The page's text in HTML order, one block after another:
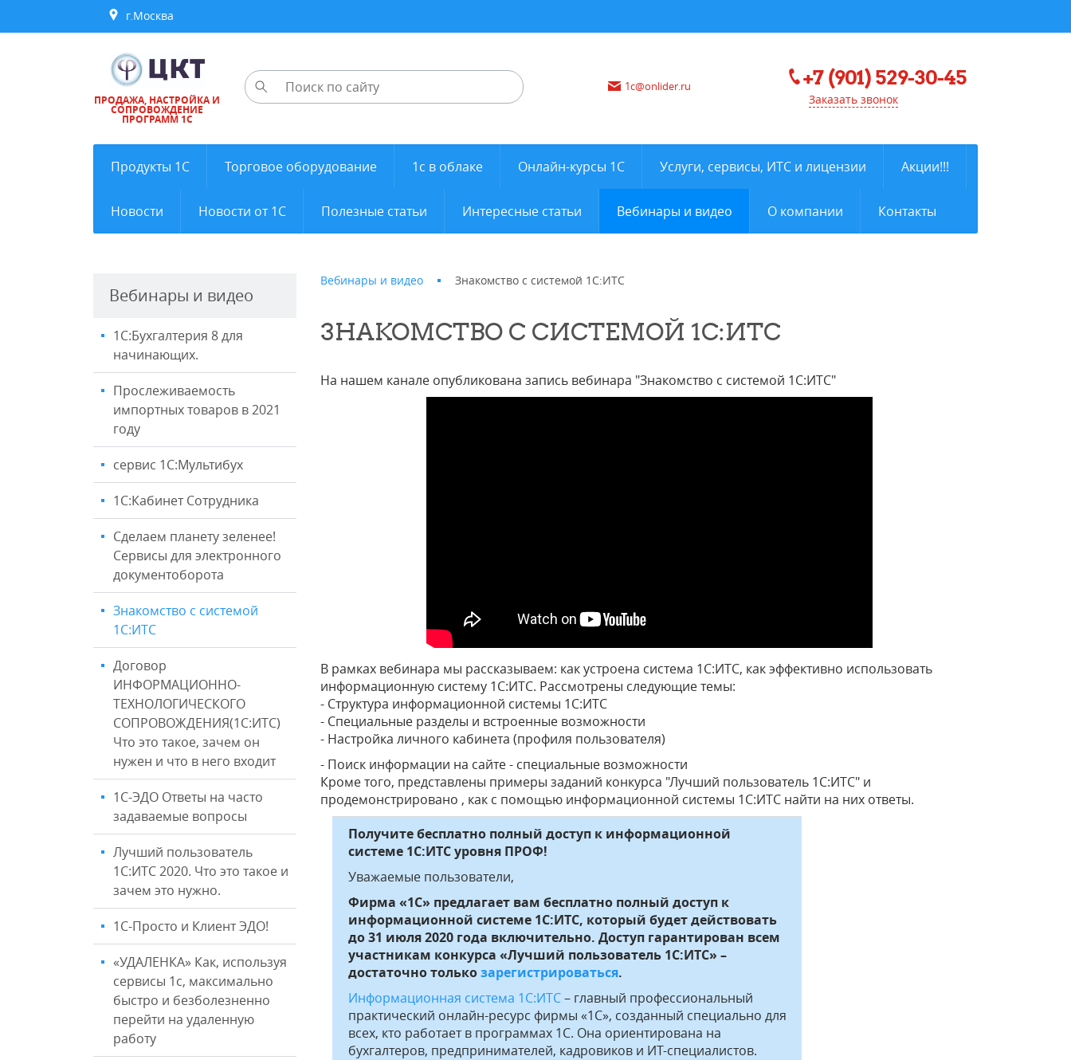
г.Москва
ПРОДАЖА, НАСТРОЙКА И
СОПРОВОЖДЕНИЕ
ПРОГРАММ 1С
1c@onlider.ru +7 (901) 529-30-45
Заказать звонок
Продукты 1С Торговое оборудование 1с в облаке Онлайн-курсы 1С Услуги, сервисы, ИТС и лицензии Акции!!!
Новости Новости от 1С Полезные статьи Интересные статьи Вебинары и видео О компании Контакты
Вебинары и видео
1С:Бухгалтерия 8 для
начинающих.
Прослеживаемость
импортных товаров в 2021
году
сервис 1С:Мультибух
1С:Кабинет Сотрудника
Сделаем планету зеленее!
Сервисы для электронного
документоборота
Знакомство с системой
1С:ИТС
Договор
ИНФОРМАЦИОННО-
ТЕХНОЛОГИЧЕСКОГО
СОПРОВОЖДЕНИЯ(1С:ИТС)
Что это такое, зачем он
нужен и что в него входит
1С-ЭДО Ответы на часто
задаваемые вопросы
Лучший пользователь
1С:ИТС 2020. Что это такое и
зачем это нужно.
1С-Просто и Клиент ЭДО!
«УДАЛЕНКА» Как, используя
сервисы 1с, максимально
быстро и безболезненно
перейти на удаленную
работу
Вебинары и видео Знакомство с системой 1С:ИТС
ЗНАКОМСТВО С СИСТЕМОЙ 1С:ИТС
На нашем канале опубликована запись вебинара "Знакомство с системой 1С:ИТС"
В рамках вебинара мы рассказываем: как устроена система 1С:ИТС, как эффективно использовать
информационную систему 1С:ИТС. Рассмотрены следующие темы:
- Структура информационной системы 1С:ИТС
- Специальные разделы и встроенные возможности
- Настройка личного кабинета (профиля пользователя)
- Поиск информации на сайте - специальные возможности
Кроме того, представлены примеры заданий конкурса "Лучший пользователь 1С:ИТС" и
продемонстрировано , как с помощью информационной системы 1С:ИТС найти на них ответы.
Получите бесплатно полный доступ к информационной
системе 1С:ИТС уровня ПРОФ!
Уважаемые пользователи,
Фирма «1С» предлагает вам бесплатно полный доступ к
информационной системе 1С:ИТС, который будет действовать
до 31 июля 2020 года включительно. Доступ гарантирован всем
участникам конкурса «Лучший пользователь 1С:ИТС» –
достаточно толькозарегистрироваться.
Информационная система 1С:ИТС– главный профессиональный
практический онлайн-ресурс фирмы «1С», созданный специально для
всех, кто работает в программах 1С. Она ориентирована на
бухгалтеров, предпринимателей, кадровиков и ИТ-специалистов.